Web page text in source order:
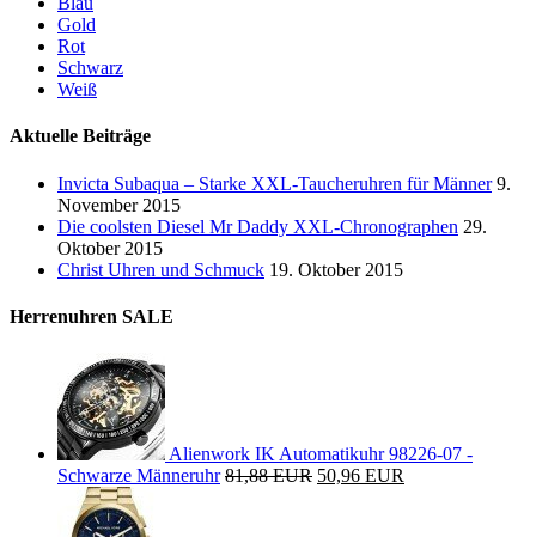
Gold
Rot
Schwarz
Weiß
Aktuelle Beiträge
Invicta Subaqua – Starke XXL-Taucheruhren für Männer 9.
November 2015
Die coolsten Diesel Mr Daddy XXL-Chronographen 29.
Oktober 2015
Christ Uhren und Schmuck 19. Oktober 2015
Herrenuhren SALE
Alienwork IK Automatikuhr 98226-07 -
Schwarze Männeruhr 81,88 EUR 50,96 EUR